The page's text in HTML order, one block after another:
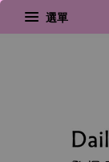
選單